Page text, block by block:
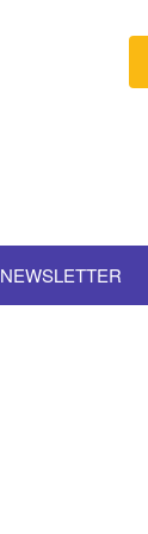
NEWSLETTER